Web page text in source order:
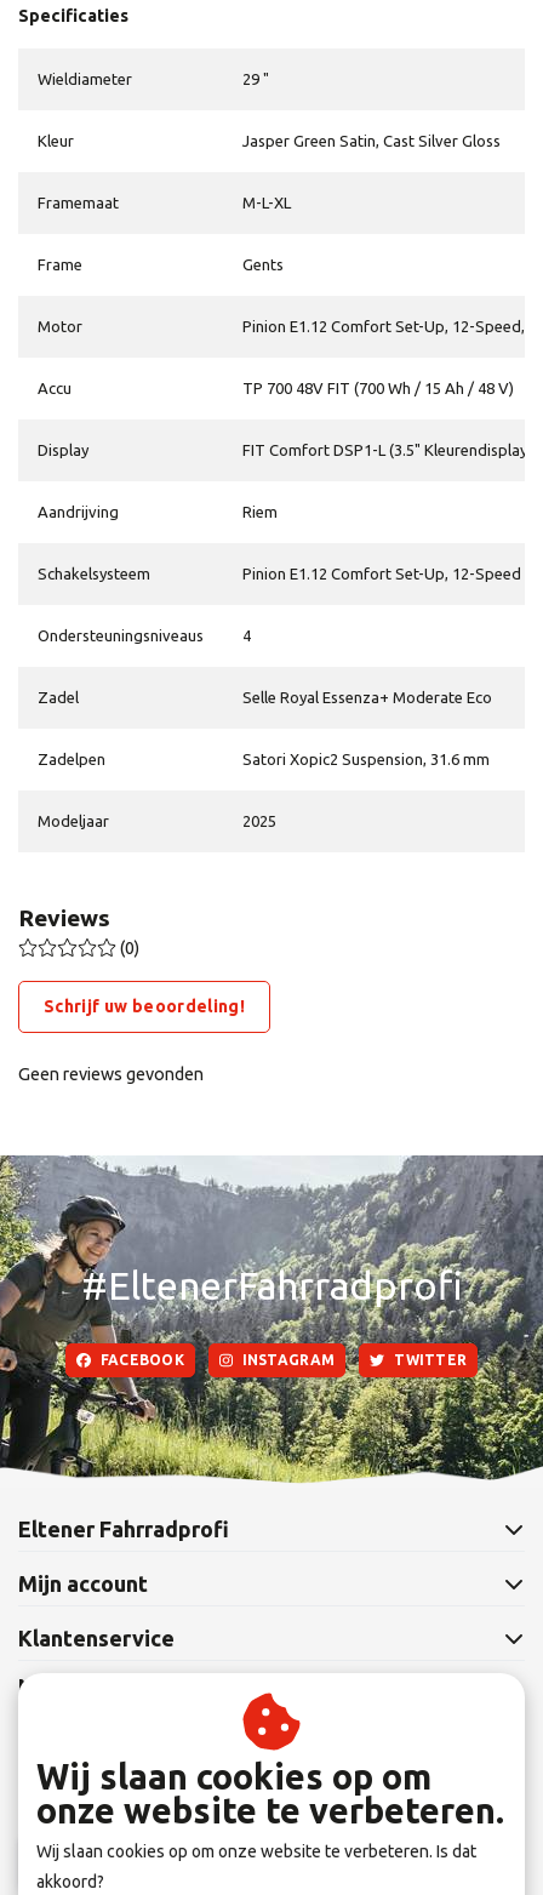
Specificaties
Wieldiameter 29 "
Kleur Jasper Green Satin, Cast Silver Gloss
Framemaat M-L-XL
Frame Gents
Motor Pinion E1.12 Comfort Set-Up, 12-Speed,
Accu TP 700 48V FIT (700 Wh / 15 Ah / 48 V)
Display FIT Comfort DSP1-L (3.5" Kleurendisplay)
Aandrijving Riem
Schakelsysteem Pinion E1.12 Comfort Set-Up, 12-Speed
Ondersteuningsniveaus 4
Zadel Selle Royal Essenza+ Moderate Eco
Zadelpen Satori Xopic2 Suspension, 31.6 mm
Modeljaar 2025
Reviews
(0)
Schrijf uw beoordeling!
Geen reviews gevonden
#EltenerFahrradprofi
FACEBOOK INSTAGRAM TWITTER
Eltener Fahrradprofi
Mijn account
Klantenservice
Nieuwsbrief
Abonneer je op onze nieuwsbrief om op de hoogte te blijven.
Abonneer
Wij slaan cookies op om
onze website te verbeteren.
Wij slaan cookies op om onze website te verbeteren. Is dat
akkoord?